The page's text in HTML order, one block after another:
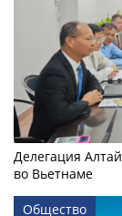
Делегация
во Вьетнаме
Общество